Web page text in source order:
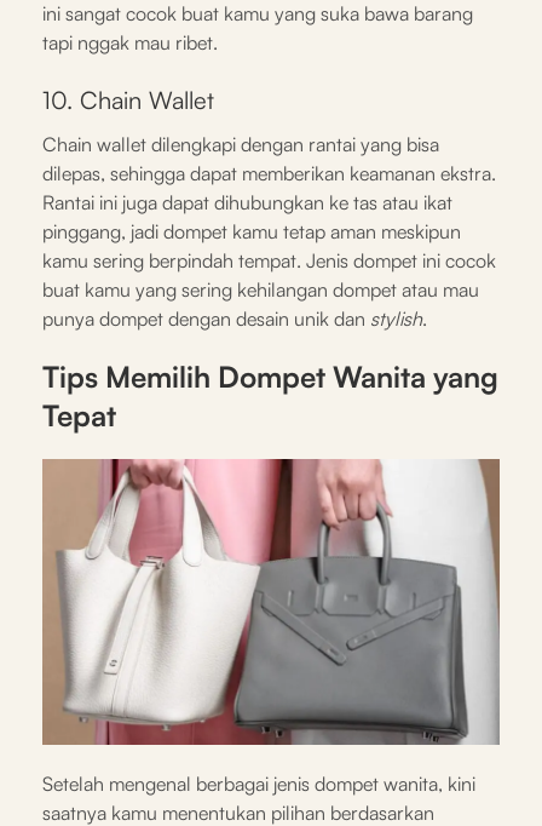
ini sangat cocok buat kamu yang suka bawa barang
tapi nggak mau ribet.
10. Chain Wallet
Chain wallet dilengkapi dengan rantai yang bisa
dilepas, sehingga dapat memberikan keamanan ekstra.
Rantai ini juga dapat dihubungkan ke tas atau ikat
pinggang, jadi dompet kamu tetap aman meskipun
kamu sering berpindah tempat. Jenis dompet ini cocok
buat kamu yang sering kehilangan dompet atau mau
punya dompet dengan desain unik dan stylish.
Tips Memilih Dompet Wanita yang
Tepat
Setelah mengenal berbagai jenis dompet wanita, kini
saatnya kamu menentukan pilihan berdasarkan